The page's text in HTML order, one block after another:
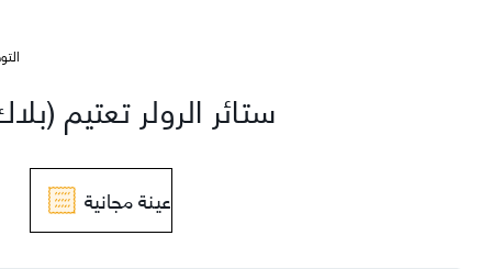
ستائر الرولر تعتيم
عينة مجانية